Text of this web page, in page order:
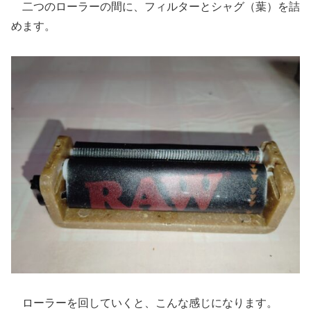
二つのローラーの間に、フィルターとシャグ（葉）を詰
めます。
ローラーを回していくと、こんな感じになります。